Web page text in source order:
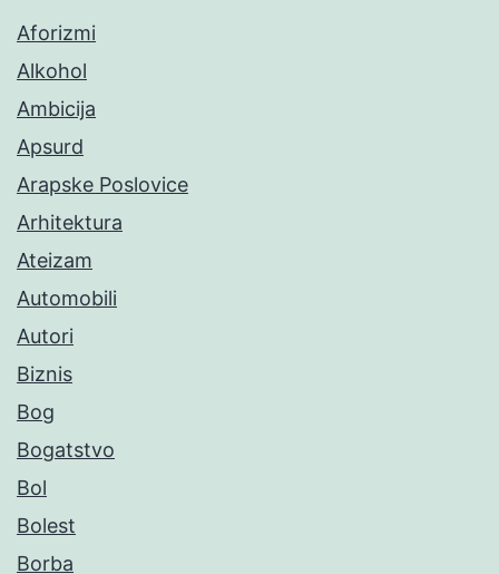
Aforizmi
Alkohol
Ambicija
Apsurd
Arapske Poslovice
Arhitektura
Ateizam
Automobili
Autori
Biznis
Bog
Bogatstvo
Bol
Bolest
Borba